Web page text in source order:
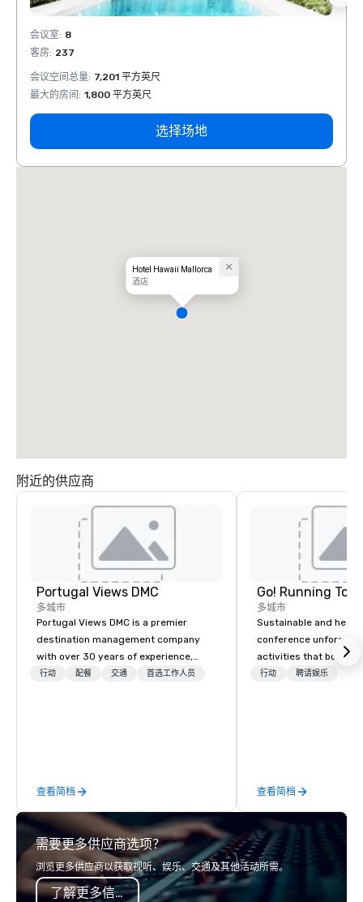
会议室: 8
客房: 237
会议空间总量: 7,201 平方英尺
最大的房间 : 1,800 平方英尺
选择场地
Hotel Hawaii Mallorca
酒店
附近的供应商
Portugal Views DMC
多城市
Portugal Views DMC is a premier
destination management company
with over 30 years of experience,
specializing in customized corporate
itineraries that exceed expectations.
Our services include: -
Accommodation in top-tier hotels -
Exclusive event planning - Guided
cultural and adventure activities -
Seamless transportation coordination
Whether you're organizing a luxury
行动 配餐 交通 首选工作人员
查看简档
Go! Running
多城市
Sustainable and
conference
activities that boost
lower carbon
行动 聘请娱乐
查看简档
需要更多供应商选项？
浏览更多供应商以获取视听、娱乐、交通及其他活动所需。
了解更多信息